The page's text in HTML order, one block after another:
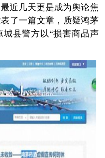
近几天更是成为舆论焦
了一篇文章，质疑鸿茅
县警方以“损害商品声